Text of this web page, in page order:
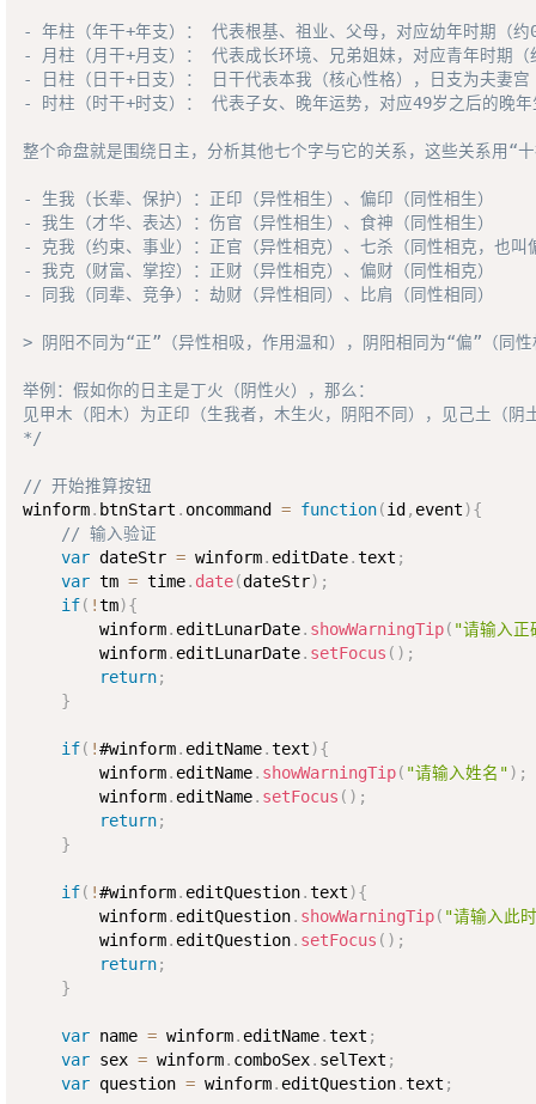
- 年柱（年干+年支）： 代表根基、祖业、父母，对应幼年时期（
- 月柱（月干+月支）： 代表成长环境、兄弟姐妹，对应青年时期
- 日柱（日干+日支）： 日干代表本我（核心性格），日支为夫妻
- 时柱（时干+时支）： 代表子女、晚年运势，对应49岁之后的晚
整个命盘就是围绕日主，分析其他七个字与它的关系，这些关系用“
- 生我（长辈、保护）：正印（异性相生）、偏印（同性相生）
- 我生（才华、表达）：伤官（异性相生）、食神（同性相生）
- 克我（约束、事业）：正官（异性相克）、七杀（同性相克，也叫
- 我克（财富、掌控）：正财（异性相克）、偏财（同性相克）
- 同我（同辈、竞争）：劫财（异性相同）、比肩（同性相同）
> 阴阳不同为“正”（异性相吸，作用温和），阴阳相同为“偏”（同
举例：假如你的日主是丁火（阴性火），那么：
见甲木（阳木）为正印（生我者，木生火，阴阳不同），见己土（
*/
// 开始推算按钮
winform. btnStart . oncommand = function(id , event){
// 输入验证
var dateStr = winform. editDate.text ;
var tm = time. date(dateStr) ;
if( !tm){
        winform
. editLunarDate. showWarningTip( "请输入正
        winform
. editLunarDate. setFocus ( ) ;
return;
}
if( !#winform. editName.text){
        winform
. editName. showWarningTip( "请输入姓名") ;
        winform
. editName. setFocus ( ) ;
return;
}
if( !#winform. editQuestion.text){
        winform
. editQuestion. showWarningTip( "请输入此
        winform
. editQuestion. setFocus ( ) ;
return;
}
var name = winform. editName.text ;
var sex = winform. comboSex. selText ;
var question = winform. editQuestion.text ;